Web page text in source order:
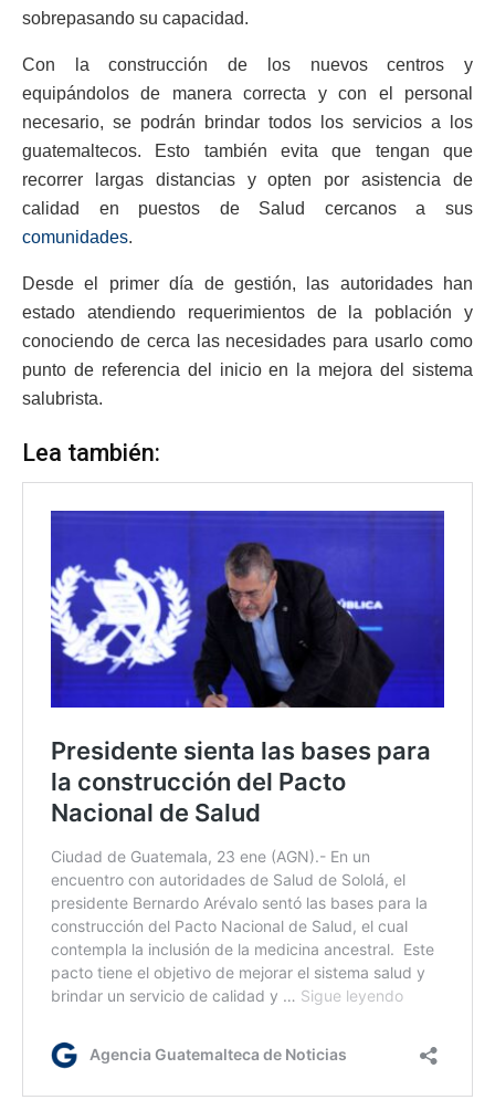
sobrepasando su capacidad.
Con la construcción de los nuevos centros y
equipándolos de manera correcta y con el personal
necesario, se podrán brindar todos los servicios a los
guatemaltecos. Esto también evita que tengan que
recorrer largas distancias y opten por asistencia de
calidad en puestos de Salud cercanos a sus
comunidades.
Desde el primer día de gestión, las autoridades han
estado atendiendo requerimientos de la población y
conociendo de cerca las necesidades para usarlo como
punto de referencia del inicio en la mejora del sistema
salubrista.
Lea también: